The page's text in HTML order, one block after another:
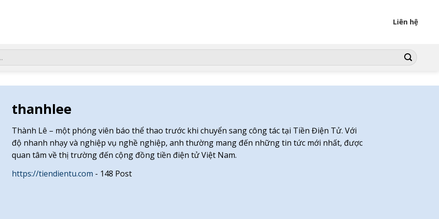
Liên hệ
thanhlee
Thành Lê – một phóng viên báo thể thao trước khi chuyển sang công tác tại Tiền Điện Tử. Với
độ nhanh nhạy và nghiệp vụ nghề nghiệp, anh thường mang đến những tin tức mới nhất, được
quan tâm về thị trường đến cộng đồng tiền điện tử Việt Nam.
https://tiendientu.com - 148 Post